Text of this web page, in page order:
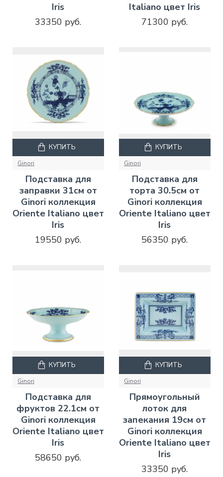
Iris
33350 руб.
Italiano цвет Iris
71300 руб.
Ginori
Подставка для
заправки 31см от
Ginori коллекция
Oriente Italiano цвет
Iris
19550 руб.
КУПИТЬ
Ginori
Подставка для
торта 30.5см от
Ginori коллекция
Oriente Italiano цвет
Iris
56350 руб.
КУПИТЬ
Ginori
Подставка для
фруктов 22.1см от
Ginori коллекция
Oriente Italiano цвет
Iris
58650 руб.
КУПИТЬ
Ginori
Прямоугольный
лоток для
запекания 19см от
Ginori коллекция
Oriente Italiano цвет
Iris
33350 руб.
КУПИТЬ